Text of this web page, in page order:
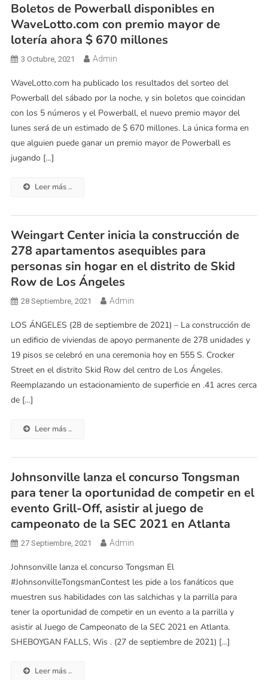
Boletos de Powerball disponibles en
WaveLotto.com con premio mayor de
lotería ahora $ 670 millones
3 Octubre, 2021 Admin
WaveLotto.com ha publicado los resultados del sorteo del
Powerball del sábado por la noche, y sin boletos que coincidan
con los 5 números y el Powerball, el nuevo premio mayor del
lunes será de un estimado de $ 670 millones. La única forma en
que alguien puede ganar un premio mayor de Powerball es
jugando […]
Leer más ..
Weingart Center inicia la construcción de
278 apartamentos asequibles para
personas sin hogar en el distrito de Skid
Row de Los Ángeles
28 Septiembre, 2021 Admin
LOS ÁNGELES (28 de septiembre de 2021) – La construcción de
un edificio de viviendas de apoyo permanente de 278 unidades y
19 pisos se celebró en una ceremonia hoy en 555 S. Crocker
Street en el distrito Skid Row del centro de Los Ángeles.
Reemplazando un estacionamiento de superficie en .41 acres cerca
de […]
Leer más ..
Johnsonville lanza el concurso Tongsman
para tener la oportunidad de competir en el
evento Grill-Off, asistir al juego de
campeonato de la SEC 2021 en Atlanta
27 Septiembre, 2021 Admin
Johnsonville lanza el concurso Tongsman El
#JohnsonvilleTongsmanContest les pide a los fanáticos que
muestren sus habilidades con las salchichas y la parrilla para
tener la oportunidad de competir en un evento a la parrilla y
asistir al Juego de Campeonato de la SEC 2021 en Atlanta.
SHEBOYGAN FALLS, Wis . (27 de septiembre de 2021) […]
Leer más ..